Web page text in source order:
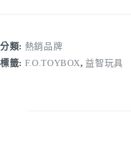
分類: 熱銷品牌
標籤: F.O.TOYBOX, 益智玩具